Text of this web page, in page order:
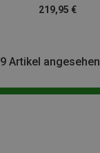
219,95 €
Artikel angesehen